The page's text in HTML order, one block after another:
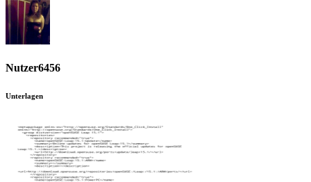
Nutzer6456
Unterlagen